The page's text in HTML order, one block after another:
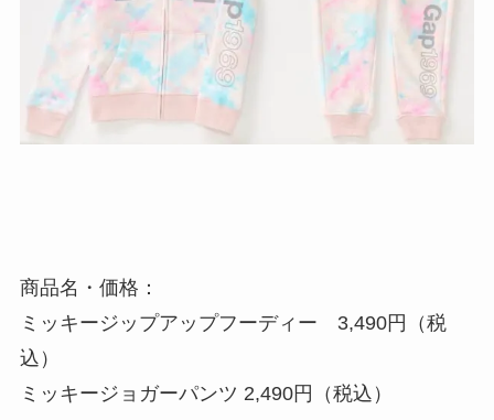
商品名・価格：
ミッキージップアップフーディー 3,490円（税
込）
ミッキージョガーパンツ 2,490円（税込）